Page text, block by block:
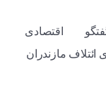
اقتصادی
ائتلاف مازندران